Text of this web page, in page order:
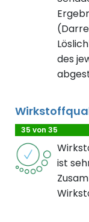
des
35 von 35
ist